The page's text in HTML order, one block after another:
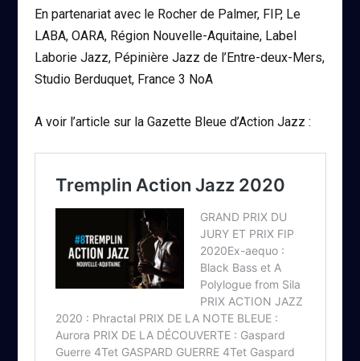
En partenariat avec le Rocher de Palmer, FIP, Le
LABA, OARA, Région Nouvelle-Aquitaine, Label
Laborie Jazz, Pépinière Jazz de l’Entre-deux-Mers,
Studio Berduquet, France 3 NoA
A voir l’article sur la Gazette Bleue d’Action Jazz :